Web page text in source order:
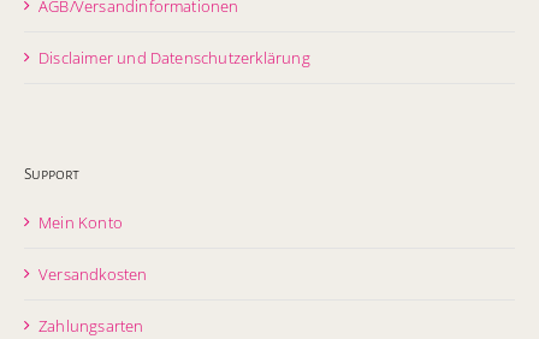
AGB/Versandinformationen
Disclaimer und Datenschutzerklärung
Support
Mein Konto
Versandkosten
Zahlungsarten